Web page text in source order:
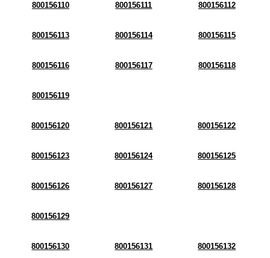
800156110 800156111 800156112
800156113 800156114 800156115
800156116 800156117 800156118
800156119
800156120 800156121 800156122
800156123 800156124 800156125
800156126 800156127 800156128
800156129
800156130 800156131 800156132